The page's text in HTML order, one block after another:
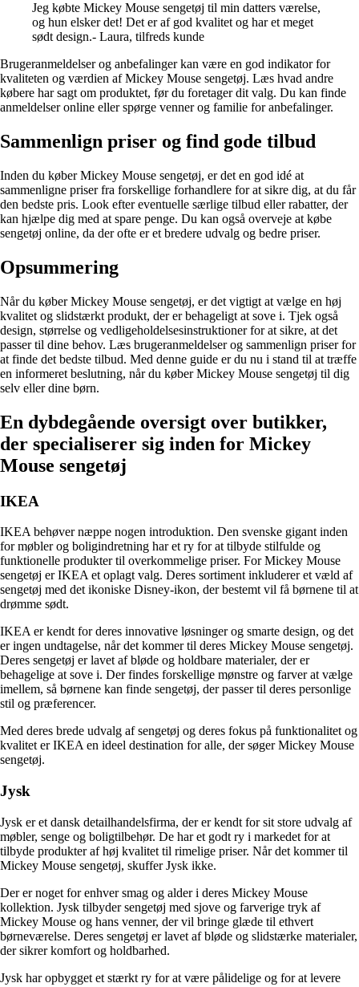
Jeg købte Mickey Mouse sengetøj til min datters værelse,
og hun elsker det! Det er af god kvalitet og har et meget
sødt design.- Laura, tilfreds kunde
Brugeranmeldelser og anbefalinger kan være en god indikator for
kvaliteten og værdien af ​​Mickey Mouse sengetøj. Læs hvad andre
købere har sagt om produktet, før du foretager dit valg. Du kan finde
anmeldelser online eller spørge venner og familie for anbefalinger.
Sammenlign priser og find gode tilbud
Inden du køber Mickey Mouse sengetøj, er det en god idé at
sammenligne priser fra forskellige forhandlere for at sikre dig, at du får
den bedste pris. Look efter eventuelle særlige tilbud eller rabatter, der
kan hjælpe dig med at spare penge. Du kan også overveje at købe
sengetøj online, da der ofte er et bredere udvalg og bedre priser.
Opsummering
Når du køber Mickey Mouse sengetøj, er det vigtigt at vælge en høj
kvalitet og slidstærkt produkt, der er behageligt at sove i. Tjek også
design, størrelse og vedligeholdelsesinstruktioner for at sikre, at det
passer til dine behov. Læs brugeranmeldelser og sammenlign priser for
at finde det bedste tilbud. Med denne guide er du nu i stand til at træffe
en informeret beslutning, når du køber Mickey Mouse sengetøj til dig
selv eller dine børn.
En dybdegående oversigt over butikker,
der specialiserer sig inden for Mickey
Mouse sengetøj
IKEA
IKEA behøver næppe nogen introduktion. Den svenske gigant inden
for møbler og boligindretning har et ry for at tilbyde stilfulde og
funktionelle produkter til overkommelige priser. For Mickey Mouse
sengetøj er IKEA et oplagt valg. Deres sortiment inkluderer et væld af
sengetøj med det ikoniske Disney-ikon, der bestemt vil få børnene til at
drømme sødt.
IKEA er kendt for deres innovative løsninger og smarte design, og det
er ingen undtagelse, når det kommer til deres Mickey Mouse sengetøj.
Deres sengetøj er lavet af bløde og holdbare materialer, der er
behagelige at sove i. Der findes forskellige mønstre og farver at vælge
imellem, så børnene kan finde sengetøj, der passer til deres personlige
stil og præferencer.
Med deres brede udvalg af sengetøj og deres fokus på funktionalitet og
kvalitet er IKEA en ideel destination for alle, der søger Mickey Mouse
sengetøj.
Jysk
Jysk er et dansk detailhandelsfirma, der er kendt for sit store udvalg af
møbler, senge og boligtilbehør. De har et godt ry i markedet for at
tilbyde produkter af høj kvalitet til rimelige priser. Når det kommer til
Mickey Mouse sengetøj, skuffer Jysk ikke.
Der er noget for enhver smag og alder i deres Mickey Mouse
kollektion. Jysk tilbyder sengetøj med sjove og farverige tryk af
Mickey Mouse og hans venner, der vil bringe glæde til ethvert
børneværelse. Deres sengetøj er lavet af bløde og slidstærke materialer,
der sikrer komfort og holdbarhed.
Jysk har opbygget et stærkt ry for at være pålidelige og for at levere